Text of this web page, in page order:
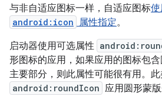
与非自适应图标一样，自适应图标
android:icon 属性指定。
启动器使用可选属性
形图标的应用，如果应用的图标包
主要部分，则此属性可能很有用。
android:roundIcon 应用圆形蒙